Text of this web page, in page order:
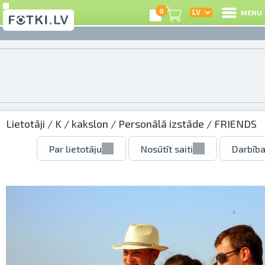
0 MENU
Lietotāji / K / kakslon / Personālā izstāde / FRIENDS
Par lietotāju Nosūtīt saiti